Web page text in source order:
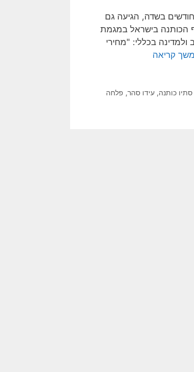
בשדה, הגיעה גם
הכותנה בישראל במגמת
בכללי: "מחירי
קריאה
סתיו כותנה,עידו סהר, פלחה